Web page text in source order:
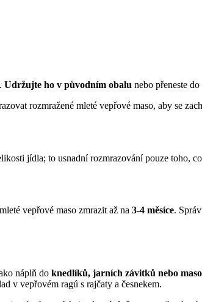
Udržujte ho v původním obalu nebo přeneste
rozmražené mleté vepřové maso, aby se
jídla; to usnadní rozmrazování pouze toho,
vepřové maso zmrazit až na 3-4 měsíce.
náplň do knedlíků, jarních závitků nebo
v vepřovém ragú s rajčaty a česnekem.